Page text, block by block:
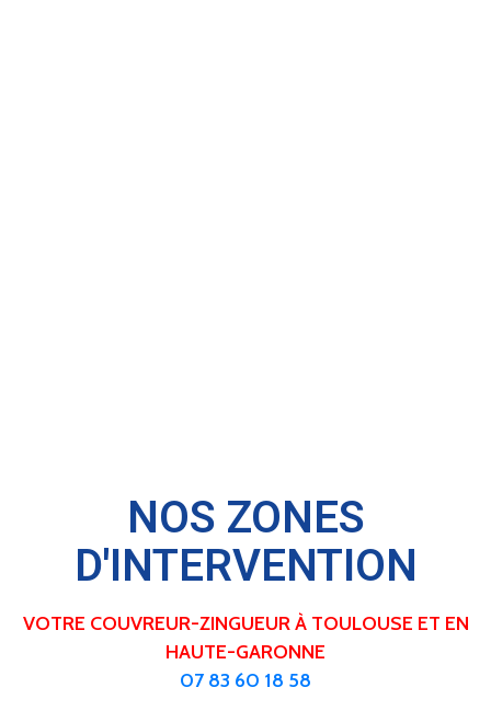
NOS ZONES
D'INTERVENTION
VOTRE COUVREUR-ZINGUEUR À TOULOUSE ET EN
HAUTE-GARONNE
07 83 60 18 58